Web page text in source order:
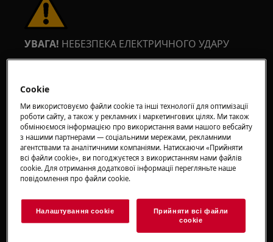
УВАГА! НЕБЕЗПЕКА ЕЛЕКТРИЧНОГО УДАРУ
обслуговуванням вимкніть прилад і
Cookie
Ми використовуємо файли cookie та інші технології для оптимізації
роботи сайту, а також у рекламних і маркетингових цілях. Ми також
обмінюємося інформацією про використання вами нашого вебсайту
з нашими партнерами — соціальними мережами, рекламними
агентствами та аналітичними компаніями. Натискаючи «Прийняти
всі файли сookie», ви погоджуєтеся з використанням нами файлів
cookie. Для отримання додаткової інформації перегляньте наше
повідомлення про файли сookie.
Налаштування cookie Прийняти всі файли
сookie